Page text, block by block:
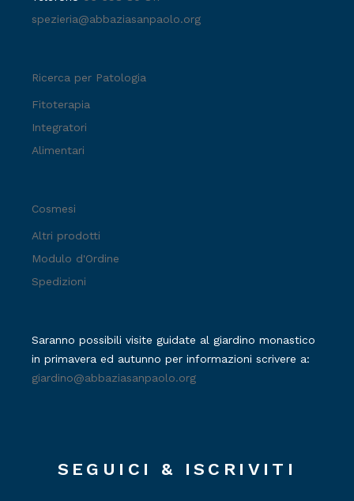
spezieria@abbaziasanpaolo.org
Ricerca per Patologia
Fitoterapia
Integratori
Alimentari
Cosmesi
Altri prodotti
Modulo d'Ordine
Spedizioni
Saranno possibili visite guidate al giardino monastico
in primavera ed autunno per informazioni scrivere a:
giardino@abbaziasanpaolo.org
SEGUICI & ISCRIVITI